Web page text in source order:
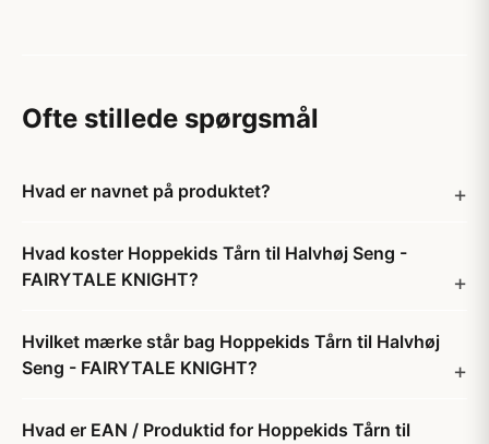
Ofte stillede spørgsmål
Hvad er navnet på produktet?
Hvad koster Hoppekids Tårn til Halvhøj Seng -
FAIRYTALE KNIGHT?
Hvilket mærke står bag Hoppekids Tårn til Halvhøj
Seng - FAIRYTALE KNIGHT?
Hvad er EAN / Produktid for Hoppekids Tårn til